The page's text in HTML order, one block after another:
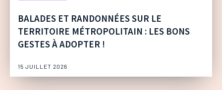
BALADES ET RANDONNÉES SUR LE
TERRITOIRE MÉTROPOLITAIN : LES BONS
GESTES À ADOPTER !
15 JUILLET 2026